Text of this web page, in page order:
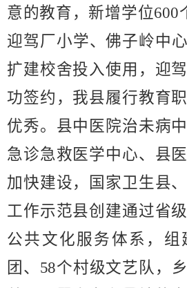
意的教育，新增学位600
迎驾厂小学、佛子岭中
扩建校舍投入使用，迎
功签约 ，我县履行教育
优秀。县中医院治未病
急诊急救医学中心、县
加快建设，国家卫生县
工作示范县创建通过省
公共文化服务体系，组
团、 58个村级文艺队，